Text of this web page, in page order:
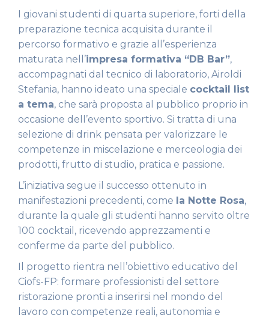
I giovani studenti di quarta superiore, forti della
preparazione tecnica acquisita durante il
percorso formativo e grazie all’esperienza
maturata nell’impresa formativa “DB Bar”,
accompagnati dal tecnico di laboratorio, Airoldi
Stefania, hanno ideato una speciale cocktail list
a tema, che sarà proposta al pubblico proprio in
occasione dell’evento sportivo. Si tratta di una
selezione di drink pensata per valorizzare le
competenze in miscelazione e merceologia dei
prodotti, frutto di studio, pratica e passione.
L’iniziativa segue il successo ottenuto in
manifestazioni precedenti, come la Notte Rosa,
durante la quale gli studenti hanno servito oltre
100 cocktail, ricevendo apprezzamenti e
conferme da parte del pubblico.
Il progetto rientra nell’obiettivo educativo del
Ciofs-FP: formare professionisti del settore
ristorazione pronti a inserirsi nel mondo del
lavoro con competenze reali, autonomia e